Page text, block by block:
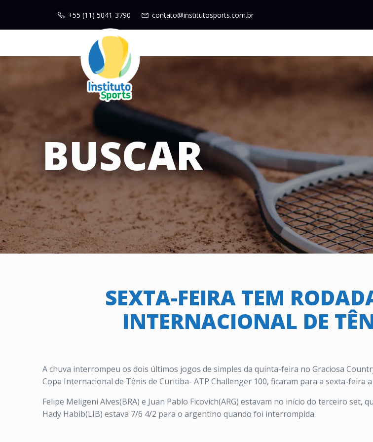
+55 (11) 5041-3790 contato@institutosports.com.br
BUSCAR
SEXTA-FEIRA TEM
INTERNACIONAL DE
A chuva interrompeu os dois últimos jogos de simples da quinta-feira no Graciosa
Copa Internacional de Tênis de Curitiba- ATP Challenger 100, ficaram para a sexta-feira
Felipe Meligeni Alves(BRA) e Juan Pablo Ficovich(ARG) estavam no início do terceiro set,
Hady Habib(LIB) estava 7/6 4/2 para o argentino quando foi interrompida.